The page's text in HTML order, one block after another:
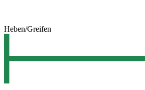
Heben/Greifen